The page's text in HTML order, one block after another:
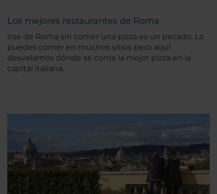
Los mejores restaurantes de Roma
Irse de Roma sin comer una pizza es un pecado. La
puedes comer en muchos sitios pero aquí
desvelamos dónde se come la mejor pizza en la
capital italiana.